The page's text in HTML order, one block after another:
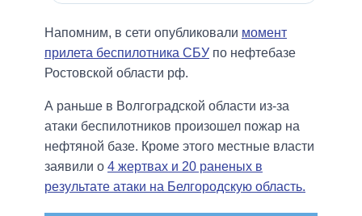
Напомним, в сети опубликовали момент
прилета беспилотника СБУ по нефтебазе
Ростовской области рф.
А раньше в Волгоградской области из-за
атаки беспилотников произошел пожар на
нефтяной базе. Кроме этого местные власти
заявили о 4 жертвах и 20 раненых в
результате атаки на Белгородскую область.